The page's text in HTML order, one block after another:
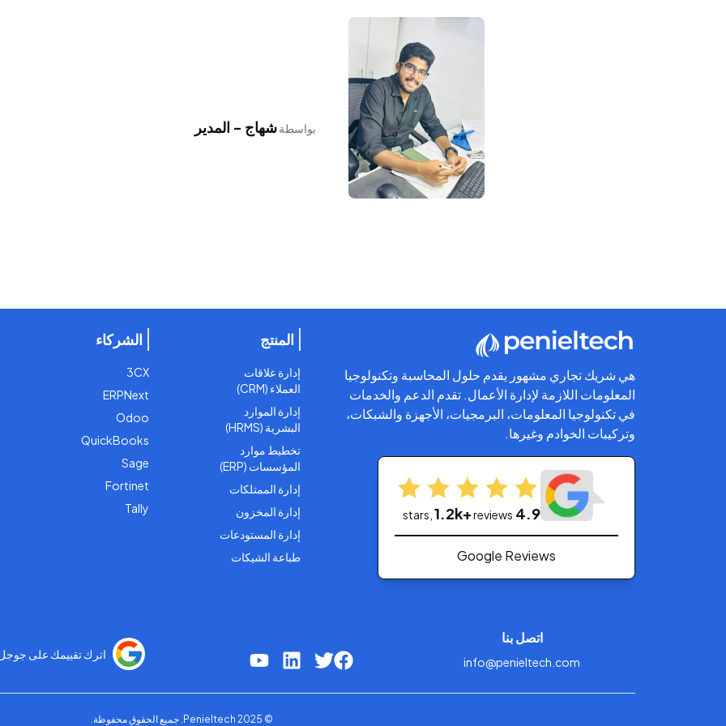
بواسطةشهاج - المدير
هي شريك تجاري مشهور يقدم حلول المحاسبة وتكنولوجيا
المعلومات اللازمة لإدارة الأعمال. تقدم الدعم والخدمات
في تكنولوجيا المعلومات، البرمجيات، الأجهزة والشبكات،
وتركيبات الخوادم وغيرها.
4.9
stars, 1.2k+reviews
Google Reviews
المنتج
إدارة علاقات
العملاء (CRM)
إدارة الموارد
البشرية (HRMS)
تخطيط موارد
المؤسسات (ERP)
إدارة الممتلكات
إدارة المخزون
إدارة المستودعات
طباعة الشيكات
الشركاء
3CX
ERPNext
Odoo
QuickBooks
Sage
Fortinet
Tally
اتصل بنا
info@penieltech.com
اترك تقييمك على
© 2025 Penieltech. جميع الحقوق محفوظة.